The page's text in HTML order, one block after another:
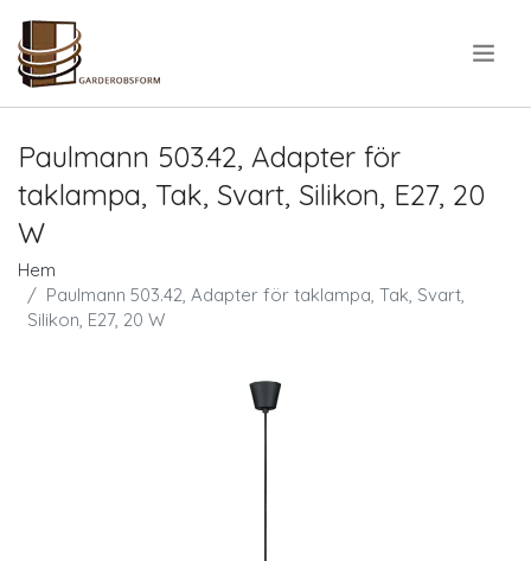
Paulmann 503.42, Adapter för
taklampa, Tak, Svart, Silikon, E27, 20
W
Hem
Paulmann 503.42, Adapter för taklampa, Tak, Svart,
Silikon, E27, 20 W